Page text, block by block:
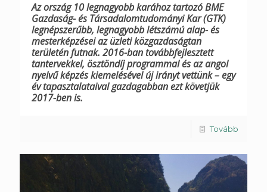
Az ország 10 legnagyobb karához tartozó BME
Gazdaság- és Társadalomtudományi Kar (GTK)
legnépszerűbb, legnagyobb létszámú alap- és
mesterképzései az üzleti közgazdaságtan
területén futnak. 2016-ban továbbfejlesztett
tantervekkel, ösztöndíj programmal és az angol
nyelvű képzés kiemelésével új irányt vettünk – egy
év tapasztalataival gazdagabban ezt követjük
2017-ben is.
Tovább